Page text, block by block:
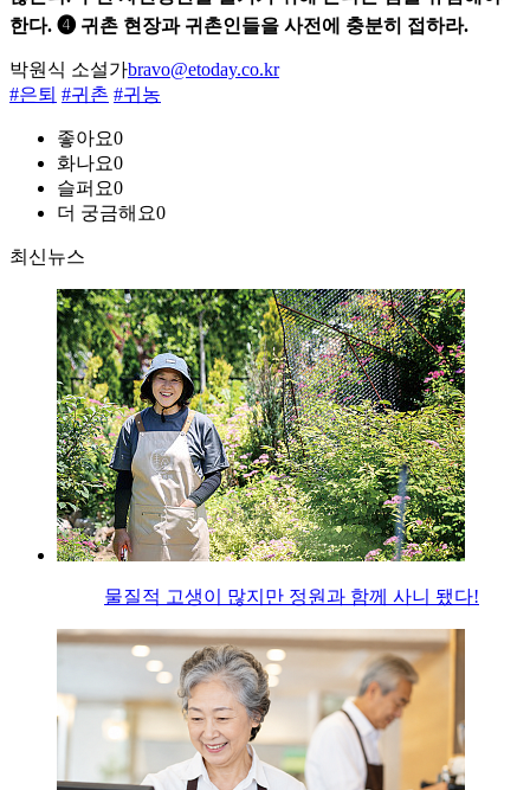
한다. ❹ 귀촌 현장과 귀촌인들을 사전에 충분히 접하라.
박원식 소설가bravo@etoday.co.kr
#은퇴 #귀촌 #귀농
좋아요0
화나요0
슬퍼요0
더 궁금해요0
최신뉴스
물질적 고생이 많지만 정원과 함께 사니 됐다!